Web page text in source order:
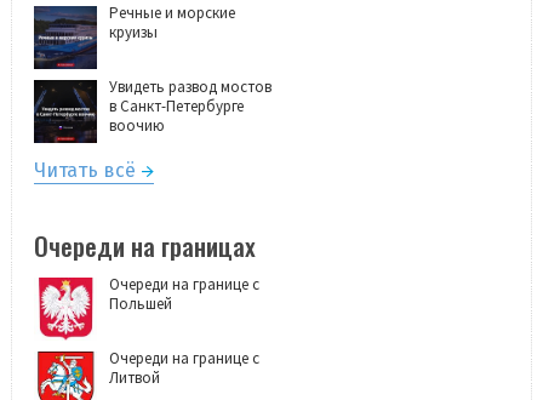
Речные и морские
круизы
Увидеть развод мостов
в Санкт-Петербурге
воочию
Читать всё
Очереди на границах
Очереди на границе с
Польшей
Очереди на границе с
Литвой